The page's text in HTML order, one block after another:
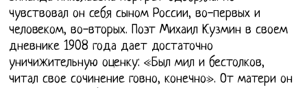
чувствовал он себя сыном России, во-первых и
человеком, во-вторых. Поэт Михаил Кузмин в своем
дневнике 1908 года дает достаточно
уничижительную оценку: «Был мил и бестолков,
читал свое сочинение говно, конечно». От матери он